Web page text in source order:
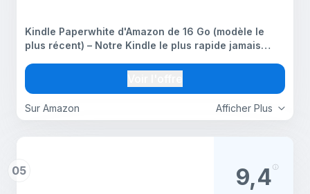
Afficher Plus
Sur Amazon
Kindle Paperwhite d'Amazon de 16 Go (modèle le
plus récent) – Notre Kindle le plus rapide jamais
pouces et d'une autonomie de plusieurs semaines –
Noir
05 9,4